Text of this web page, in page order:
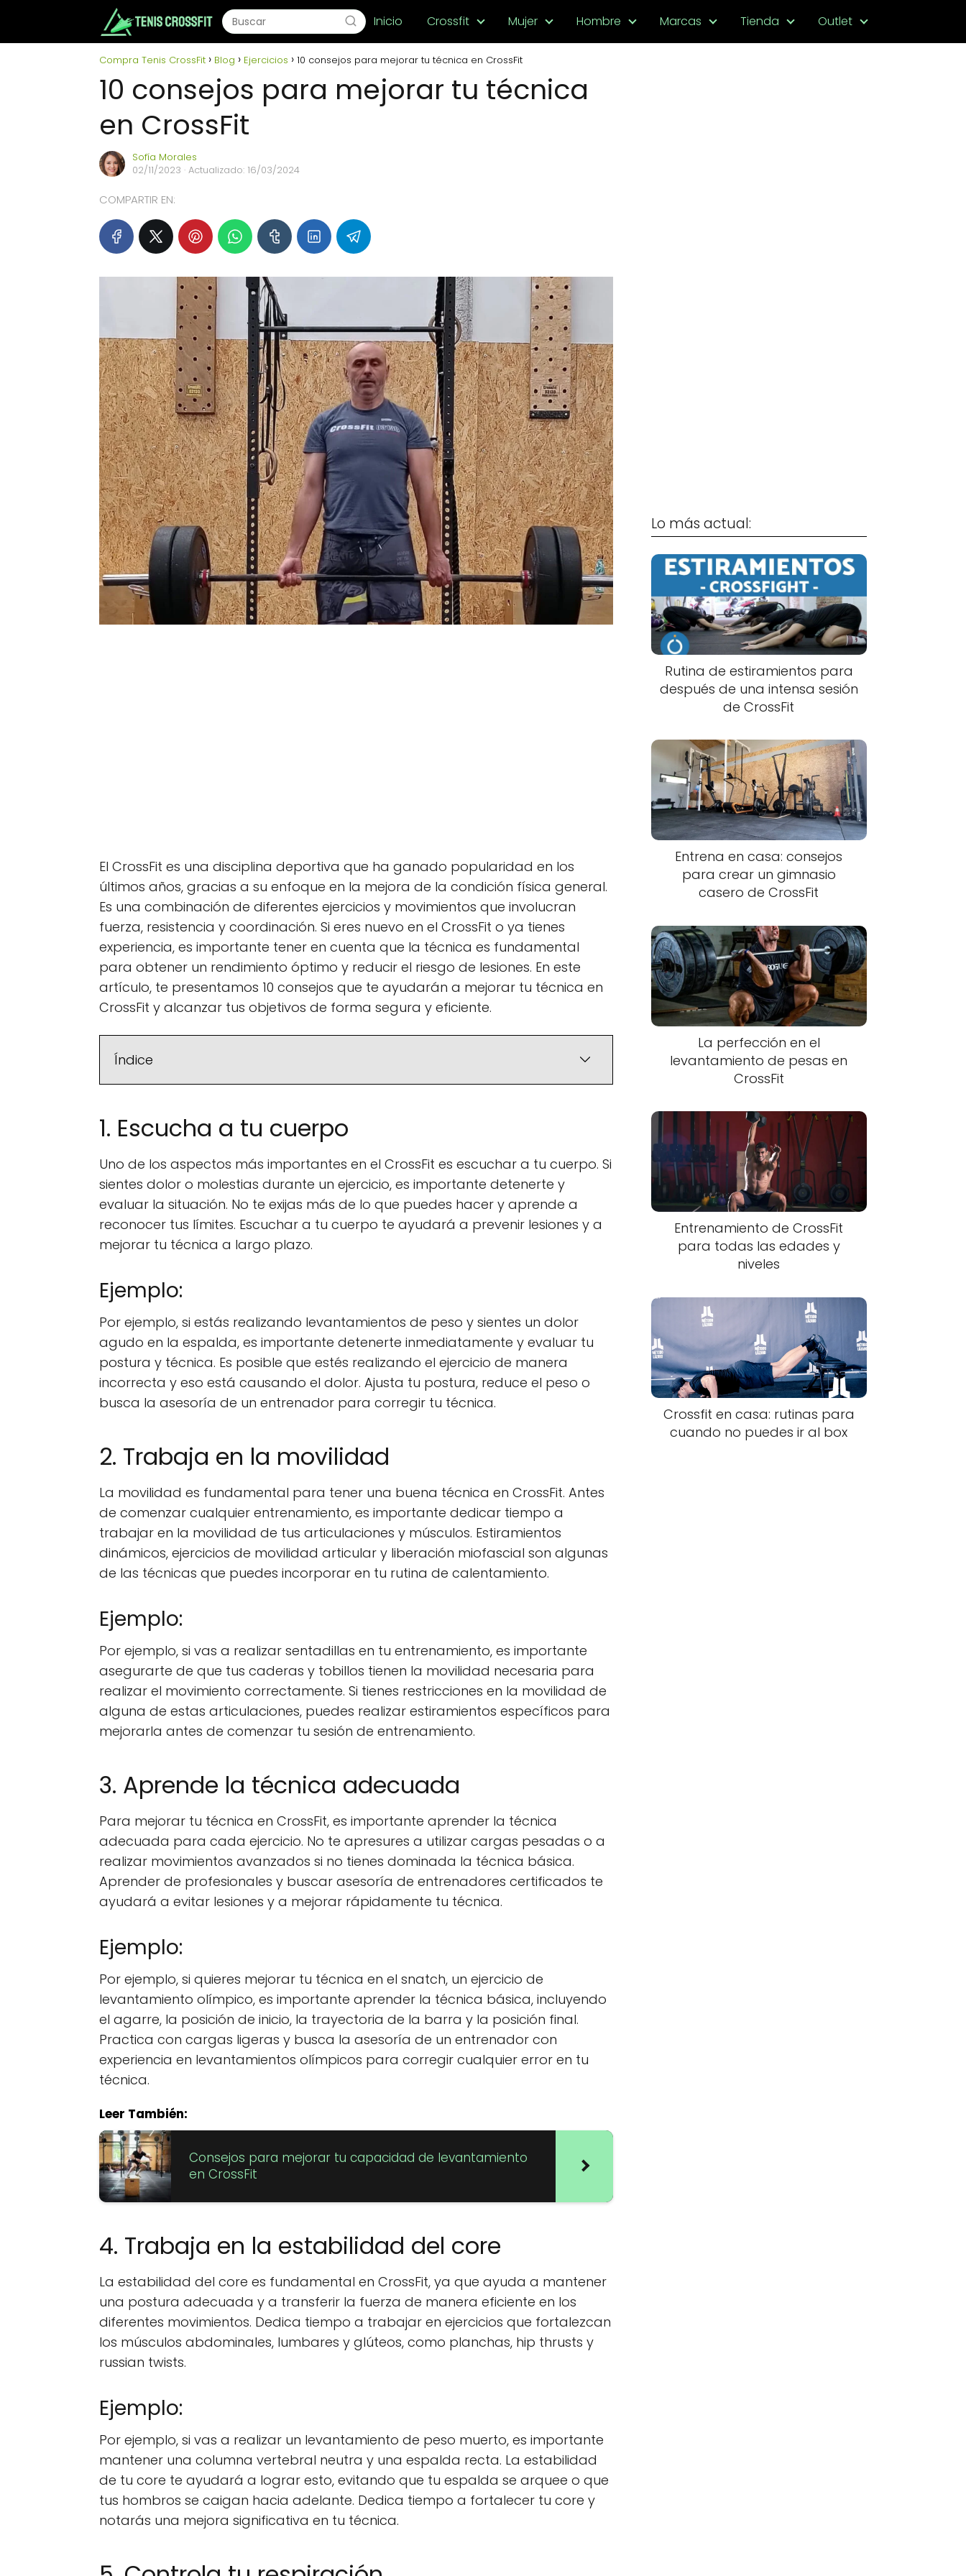
Inicio Crossfit Mujer Hombre Marcas Tienda Outlet
Compra Tenis CrossFit Blog Ejercicios 10 consejos para mejorar tu técnica en CrossFit
10 consejos para mejorar tu técnica
en CrossFit
Sofía Morales
02/11/2023 · Actualizado: 16/03/2024
COMPARTIR EN:
El CrossFit es una disciplina deportiva que ha ganado popularidad en los
últimos años, gracias a su enfoque en la mejora de la condición física general.
Es una combinación de diferentes ejercicios y movimientos que involucran
fuerza, resistencia y coordinación. Si eres nuevo en el CrossFit o ya tienes
experiencia, es importante tener en cuenta que la técnica es fundamental
para obtener un rendimiento óptimo y reducir el riesgo de lesiones. En este
artículo, te presentamos 10 consejos que te ayudarán a mejorar tu técnica en
CrossFit y alcanzar tus objetivos de forma segura y eficiente.
Índice
1. Escucha a tu cuerpo
Uno de los aspectos más importantes en el CrossFit es escuchar a tu cuerpo. Si
sientes dolor o molestias durante un ejercicio, es importante detenerte y
evaluar la situación. No te exijas más de lo que puedes hacer y aprende a
reconocer tus límites. Escuchar a tu cuerpo te ayudará a prevenir lesiones y a
mejorar tu técnica a largo plazo.
Ejemplo:
Por ejemplo, si estás realizando levantamientos de peso y sientes un dolor
agudo en la espalda, es importante detenerte inmediatamente y evaluar tu
postura y técnica. Es posible que estés realizando el ejercicio de manera
incorrecta y eso está causando el dolor. Ajusta tu postura, reduce el peso o
busca la asesoría de un entrenador para corregir tu técnica.
2. Trabaja en la movilidad
La movilidad es fundamental para tener una buena técnica en CrossFit. Antes
de comenzar cualquier entrenamiento, es importante dedicar tiempo a
trabajar en la movilidad de tus articulaciones y músculos. Estiramientos
dinámicos, ejercicios de movilidad articular y liberación miofascial son algunas
de las técnicas que puedes incorporar en tu rutina de calentamiento.
Ejemplo:
Por ejemplo, si vas a realizar sentadillas en tu entrenamiento, es importante
asegurarte de que tus caderas y tobillos tienen la movilidad necesaria para
realizar el movimiento correctamente. Si tienes restricciones en la movilidad de
alguna de estas articulaciones, puedes realizar estiramientos específicos para
mejorarla antes de comenzar tu sesión de entrenamiento.
3. Aprende la técnica adecuada
Para mejorar tu técnica en CrossFit, es importante aprender la técnica
adecuada para cada ejercicio. No te apresures a utilizar cargas pesadas o a
realizar movimientos avanzados si no tienes dominada la técnica básica.
Aprender de profesionales y buscar asesoría de entrenadores certificados te
ayudará a evitar lesiones y a mejorar rápidamente tu técnica.
Ejemplo:
Por ejemplo, si quieres mejorar tu técnica en el snatch, un ejercicio de
levantamiento olímpico, es importante aprender la técnica básica, incluyendo
el agarre, la posición de inicio, la trayectoria de la barra y la posición final.
Practica con cargas ligeras y busca la asesoría de un entrenador con
experiencia en levantamientos olímpicos para corregir cualquier error en tu
técnica.
Leer También:
Consejos para mejorar tu capacidad de levantamiento
en CrossFit
4. Trabaja en la estabilidad del core
La estabilidad del core es fundamental en CrossFit, ya que ayuda a mantener
una postura adecuada y a transferir la fuerza de manera eficiente en los
diferentes movimientos. Dedica tiempo a trabajar en ejercicios que fortalezcan
los músculos abdominales, lumbares y glúteos, como planchas, hip thrusts y
russian twists.
Ejemplo:
Por ejemplo, si vas a realizar un levantamiento de peso muerto, es importante
mantener una columna vertebral neutra y una espalda recta. La estabilidad
de tu core te ayudará a lograr esto, evitando que tu espalda se arquee o que
tus hombros se caigan hacia adelante. Dedica tiempo a fortalecer tu core y
notarás una mejora significativa en tu técnica.
Lo más actual:
Rutina de estiramientos para
después de una intensa sesión
de CrossFit
Entrena en casa: consejos
para crear un gimnasio
casero de CrossFit
La perfección en el
levantamiento de pesas en
CrossFit
Entrenamiento de CrossFit
para todas las edades y
niveles
Crossfit en casa: rutinas para
cuando no puedes ir al box